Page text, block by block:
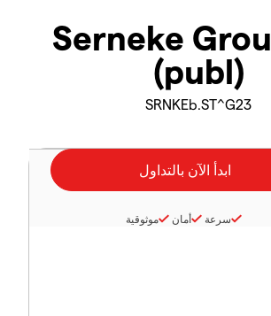
Serneke
(publ)
SRNKEb.ST^G23
سرعة أمان موثوقية